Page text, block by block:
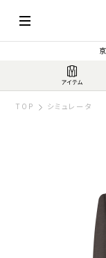
TOP シミュレータ
【春夏】伊カノニ